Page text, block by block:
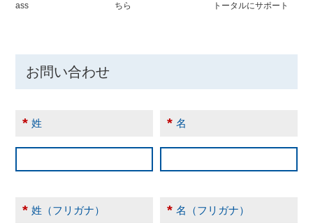
ass
ちら
トータルにサポート
お問い合わせ
* 姓 * 名
* 姓（フリガナ） * 名（フリガナ）